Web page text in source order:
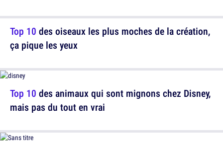
Top 10 des oiseaux les plus moches de la création,
ça pique les yeux
Top 10 des animaux qui sont mignons chez Disney,
mais pas du tout en vrai